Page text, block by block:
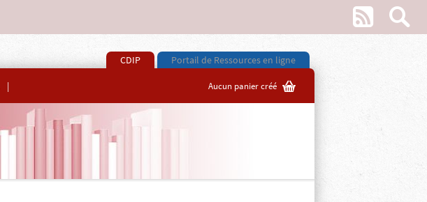
w s
CDIP Portail de Ressources en ligne
| Aucun panier créé G